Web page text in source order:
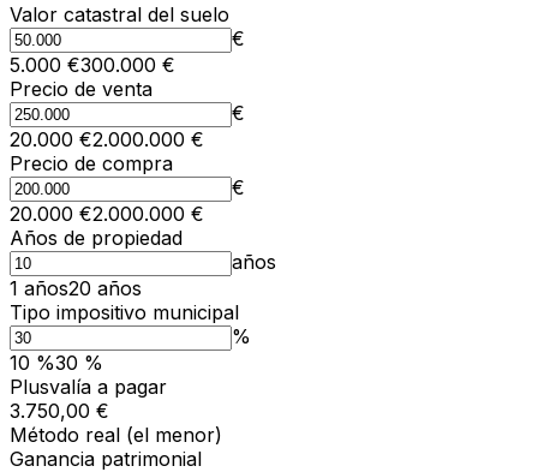
Valor catastral del suelo
€
5.000 €300.000 €
Precio de venta
€
20.000 €2.000.000 €
Precio de compra
€
20.000 €2.000.000 €
Años de propiedad
años
1 años20 años
Tipo impositivo municipal
%
10 %30 %
Plusvalía a pagar
3.750,00 €
Método real (el menor)
Ganancia patrimonial